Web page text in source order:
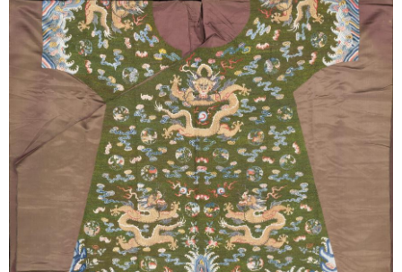
地方频道
北京 天津 河北 山西
辽宁 吉林 上海
安徽 福建
河南 湖北
广西 海南 重庆